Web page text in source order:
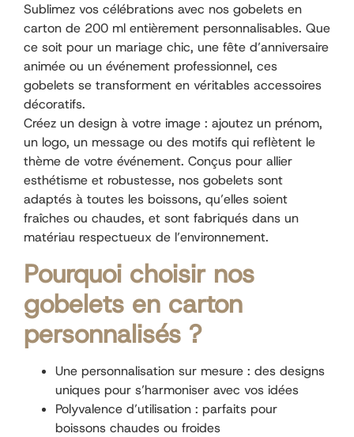
Sublimez vos célébrations avec nos gobelets en
carton de 200 ml entièrement personnalisables. Que
ce soit pour un mariage chic, une fête d’anniversaire
animée ou un événement professionnel, ces
gobelets se transforment en véritables accessoires
décoratifs.
Créez un design à votre image : ajoutez un prénom,
un logo, un message ou des motifs qui reflètent le
thème de votre événement. Conçus pour allier
esthétisme et robustesse, nos gobelets sont
adaptés à toutes les boissons, qu’elles soient
fraîches ou chaudes, et sont fabriqués dans un
matériau respectueux de l’environnement.
Pourquoi choisir nos
gobelets en carton
personnalisés ?
Une personnalisation sur mesure : des designs
uniques pour s’harmoniser avec vos idées
Polyvalence d’utilisation : parfaits pour
boissons chaudes ou froides